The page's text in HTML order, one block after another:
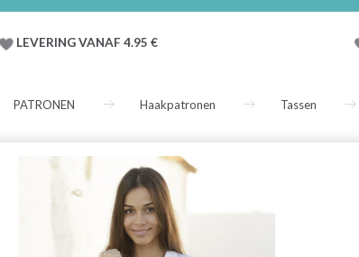
LEVERING VANAF 4.95 €
PATRONEN Haakpatronen Tassen